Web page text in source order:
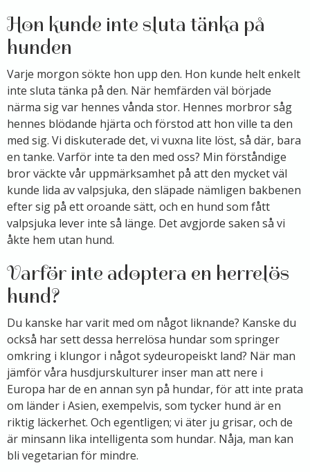
Hon kunde inte sluta tänka på
hunden
Varje morgon sökte hon upp den. Hon kunde helt enkelt
inte sluta tänka på den. När hemfärden väl började
närma sig var hennes vånda stor. Hennes morbror såg
hennes blödande hjärta och förstod att hon ville ta den
med sig. Vi diskuterade det, vi vuxna lite löst, så där, bara
en tanke. Varför inte ta den med oss? Min förståndige
bror väckte vår uppmärksamhet på att den mycket väl
kunde lida av valpsjuka, den släpade nämligen bakbenen
efter sig på ett oroande sätt, och en hund som fått
valpsjuka lever inte så länge. Det avgjorde saken så vi
åkte hem utan hund.
Varför inte adoptera en herrelös
hund?
Du kanske har varit med om något liknande? Kanske du
också har sett dessa herrelösa hundar som springer
omkring i klungor i något sydeuropeiskt land? När man
jämför våra husdjurskulturer inser man att nere i
Europa har de en annan syn på hundar, för att inte prata
om länder i Asien, exempelvis, som tycker hund är en
riktig läckerhet. Och egentligen; vi äter ju grisar, och de
är minsann lika intelligenta som hundar. Nåja, man kan
bli vegetarian för mindre.